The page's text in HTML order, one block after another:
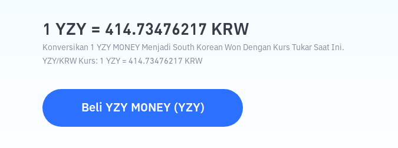
1 YZY = 414.73476217 KRW
Konversikan 1 YZY MONEY Menjadi South Korean Won Dengan Kurs Tukar Saat Ini.
YZY/KRW Kurs: 1 YZY = 414.73476217 KRW
Beli YZY MONEY (YZY)